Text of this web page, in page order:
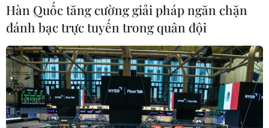
Hàn Quốc tăng cường giải pháp ngăn chặn
đánh bạc trực tuyến trong quân đội